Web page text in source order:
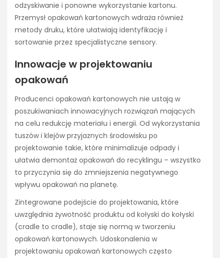
odzyskiwanie i ponowne wykorzystanie kartonu.
Przemysł opakowań kartonowych wdraża również
metody druku, które ułatwiają identyfikację i
sortowanie przez specjalistyczne sensory.
Innowacje w projektowaniu
opakowań
Producenci opakowań kartonowych nie ustają w
poszukiwaniach innowacyjnych rozwiązań mających
na celu redukcję materiału i energii. Od wykorzystania
tuszów i klejów przyjaznych środowisku po
projektowanie takie, które minimalizuje odpady i
ułatwia demontaż opakowań do recyklingu – wszystko
to przyczynia się do zmniejszenia negatywnego
wpływu opakowań na planetę.
Zintegrowane podejście do projektowania, które
uwzględnia żywotność produktu od kołyski do kołyski
(cradle to cradle), staje się normą w tworzeniu
opakowań kartonowych. Udoskonalenia w
projektowaniu opakowań kartonowych często